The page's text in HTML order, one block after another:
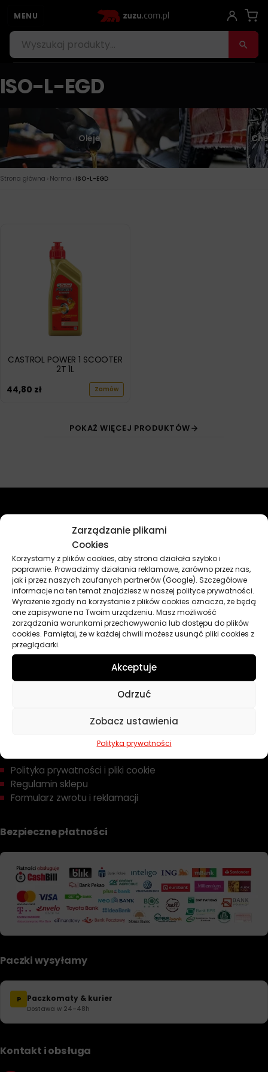
Zarządzanie plikami
Cookies
Korzystamy z plików cookies, aby strona działała szybko i
poprawnie. Prowadzimy działania reklamowe, zarówno przez nas,
jak i przez naszych zaufanych partnerów (Google). Szczegółowe
informacje na ten temat znajdziesz w naszej polityce prywatności.
Wyrażenie zgody na korzystanie z plików cookies oznacza, że będą
one zapisywane na Twoim urządzeniu. Masz możliwość
zarządzania warunkami przechowywania lub dostępu do plików
cookies. Pamiętaj, że w każdej chwili możesz usunąć pliki cookies z
przeglądarki.
Akceptuje
Odrzuć
Zobacz ustawienia
Polityka prywatności
MENU
ISO-L-EGD
Oleje
Strona główna › Norma › ISO-L-EGD
CASTROL POWER 1 SCOOTER
2T 1L
44,80 zł Zamów
POKAŻ WIĘCEJ PRODUKTÓW
Przydatne linki
Chemia
Kosmetyki
Akcesoria
Żarówki
Zapachy
Poradniki
Dobierz olej
Polityka prywatności i pliki cookie
Regulamin sklepu
Formularz zwrotu i reklamacji
Bezpieczne płatności
Paczki wysyłamy
P Paczkomaty & kurier
Dostawa w 24–48h
Kontakt i obsługa